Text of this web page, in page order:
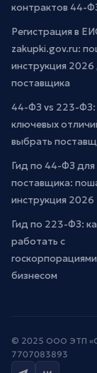
контрактов 44-
Регистрация в
zakupki.gov.ru:
инструкция 2026
поставщика
44-ФЗ vs 223-ФЗ:
ключевых
выбрать
Гид по 44-ФЗ для
поставщика:
инструкция 2026
Гид по 223-ФЗ:
работать с
бизнесом
© 2025 ООО ЭТП
7707083893